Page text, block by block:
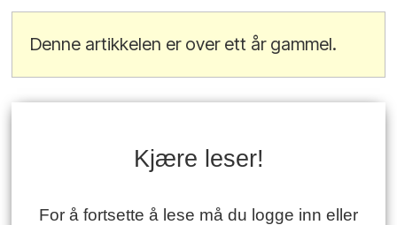
Denne artikkelen er over ett år gammel.
Kjære leser!
For å fortsette å lese må du logge inn eller